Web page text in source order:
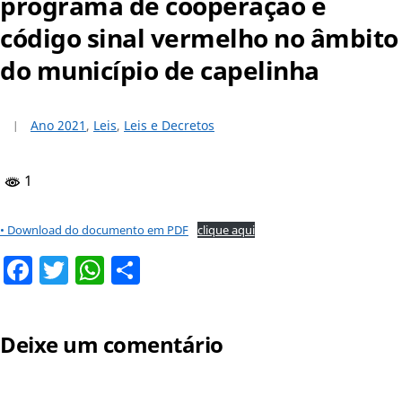
código sinal vermelho no âmbito
do município de capelinha
Ano 2021 , Leis, Leis e Decretos
1
• Download do documento em PDF clique aqui
Facebook
TwitterWhatsApp
Deixe um comentário